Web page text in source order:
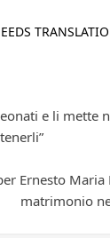
e li mette
Ernesto Maria
matrimonio